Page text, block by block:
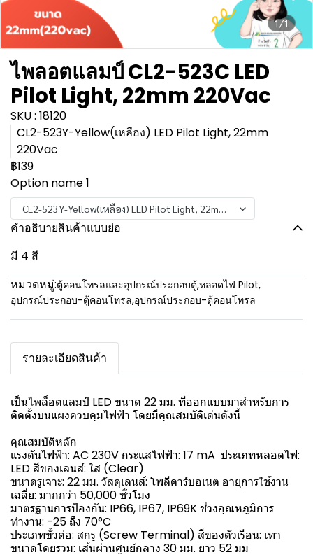
1/1
ไพลอตแลมป์ CL2-523C LED
Pilot Light, 22mm 220Vac
SKU : 18120
CL2-523Y-Yellow(เหลือง) LED Pilot Light, 22mm
220Vac
฿139
Option name 1
CL2-523Y-Yellow(เหลือง) LED Pilot Light, 22mm 220Vac
คำอธิบายสินค้าแบบย่อ
มี 4 สี
หมวดหมู่:ตู้คอนโทรลและอุปกรณ์ประกอบตู้,หลอดไฟ Pilot,
อุปกรณ์ประกอบ-ตู้คอนโทรล,อุปกรณ์ประกอบ-ตู้คอนโทรล
รายละเอียดสินค้า
เป็นไพล็อตแลมป์ LED ขนาด 22 มม. ที่ออกแบบมาสำหรับการ
ติดตั้งบนแผงควบคุมไฟฟ้า โดยมีคุณสมบัติเด่นดังนี้
คุณสมบัติหลัก
แรงดันไฟฟ้า: AC 230V กระแสไฟฟ้า: 17 mA ประเภทหลอดไฟ:
LED สีของเลนส์: ใส (Clear)
ขนาดรูเจาะ: 22 มม. วัสดุเลนส์: โพลีคาร์บอเนต อายุการใช้งาน
เฉลี่ย: มากกว่า 50,000 ชั่วโมง
มาตรฐานการป้องกัน: IP66, IP67, IP69K ช่วงอุณหภูมิการ
ทำงาน: -25 ถึง 70°C
ประเภทขั้วต่อ: สกรู (Screw Terminal) สีของตัวเรือน: เทา
ขนาดโดยรวม: เส้นผ่านศูนย์กลาง 30 มม. ยาว 52 มม